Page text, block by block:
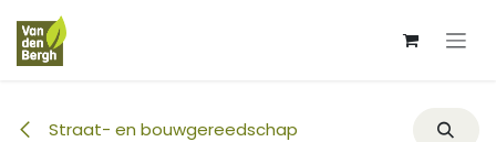
Overslaan naar inhoud
Straat- en bouwgereedschap